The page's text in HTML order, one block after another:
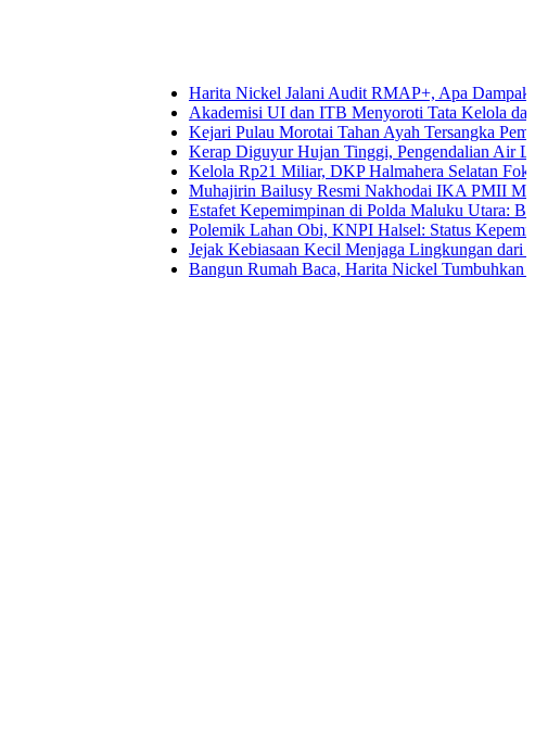
Harita Nickel Jalani Audit RMAP+, Apa Dampaknya
Akademisi UI dan ITB Menyoroti Tata Kelola dan
Kejari Pulau Morotai Tahan Ayah Tersangka
Kerap Diguyur Hujan Tinggi, Pengendalian Air
Kelola Rp21 Miliar, DKP Halmahera Selatan Fokuskan
Muhajirin Bailusy Resmi Nakhodai IKA PMII Malut,
Estafet Kepemimpinan di Polda Maluku Utara: Brigjen
Polemik Lahan Obi, KNPI Halsel: Status Kepemilikan
Jejak Kebiasaan Kecil Menjaga Lingkungan dari Ternate
Bangun Rumah Baca, Harita Nickel Tumbuhkan Minat